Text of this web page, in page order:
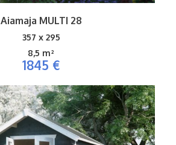
Aiamaja MULTI 28
357 x 295
8,5 m²
1845 €